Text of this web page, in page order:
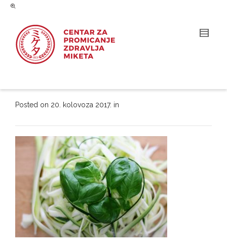
Posted on 20. kolovoza 2017. in